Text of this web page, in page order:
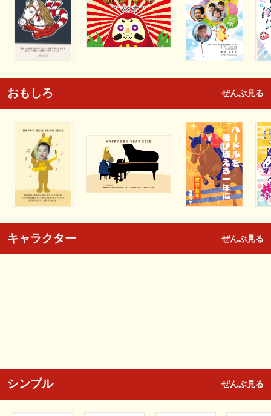
おもしろ ぜんぶ見る
キャラクター ぜんぶ見る
シンプル ぜんぶ見る